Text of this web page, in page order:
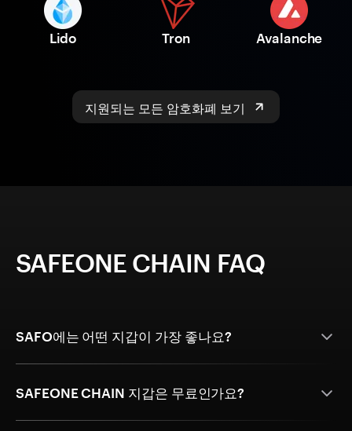
Lido Tron Avalanche
지원되는 모든 암호화폐 보기
SAFEONE CHAIN FAQ
SAFO에는 어떤 지갑이 가장 좋나요?
SAFEONE CHAIN 지갑은 무료인가요?